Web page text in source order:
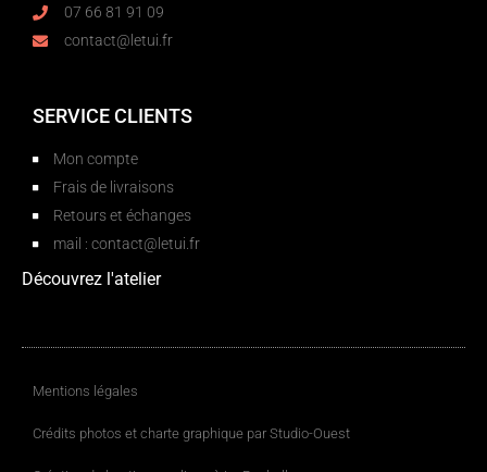
07 66 81 91 09
contact@letui.fr
SERVICE CLIENTS
Mon compte
Frais de livraisons
Retours et échanges
mail : contact@letui.fr
Découvrez l'atelier
Mentions légales
Crédits photos et charte graphique par Studio-Ouest